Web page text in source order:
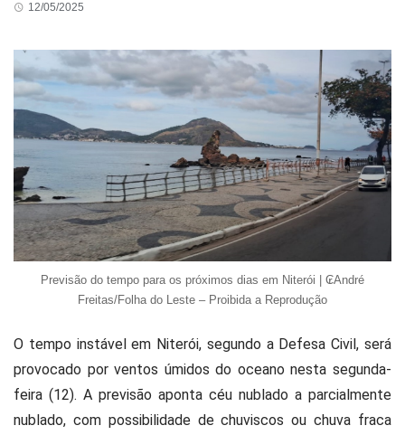
12/05/2025
Previsão do tempo para os próximos dias em Niterói | ₢André
Freitas/Folha do Leste – Proibida a Reprodução
O tempo instável em Niterói, segundo a Defesa Civil, será
provocado por ventos úmidos do oceano nesta segunda-
feira (12). A previsão aponta céu nublado a parcialmente
nublado, com possibilidade de chuviscos ou chuva fraca